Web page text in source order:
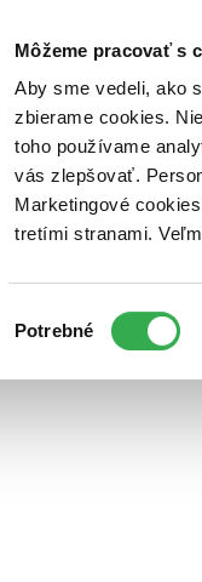
Môžeme pracovať s
Aby sme vedeli, ako
zbierame cookies.
toho používame
vás zlepšovať.
Marketingové
tretími stranami.
súhlasu
Potrebné
Poukážky